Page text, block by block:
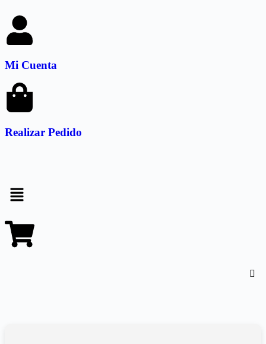
Mi Cuenta
Realizar Pedido